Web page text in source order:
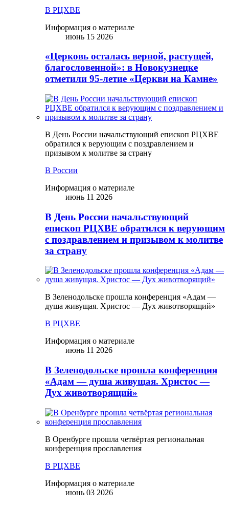
В РЦХВЕ
Информация о материале
июнь 15 2026
«Церковь осталась верной, растущей,
благословенной»: в Новокузнецке
отметили 95-летие «Церкви на Камне»
В День России начальствующий епископ РЦХВЕ
обратился к верующим с поздравлением и
призывом к молитве за страну
В России
Информация о материале
июнь 11 2026
В День России начальствующий
епископ РЦХВЕ обратился к верующим
с поздравлением и призывом к молитве
за страну
В Зеленодольске прошла конференция «Адам —
душа живущая. Христос — Дух животворящий»
В РЦХВЕ
Информация о материале
июнь 11 2026
В Зеленодольске прошла конференция
«Адам — душа живущая. Христос —
Дух животворящий»
В Оренбурге прошла четвёртая региональная
конференция прославления
В РЦХВЕ
Информация о материале
июнь 03 2026